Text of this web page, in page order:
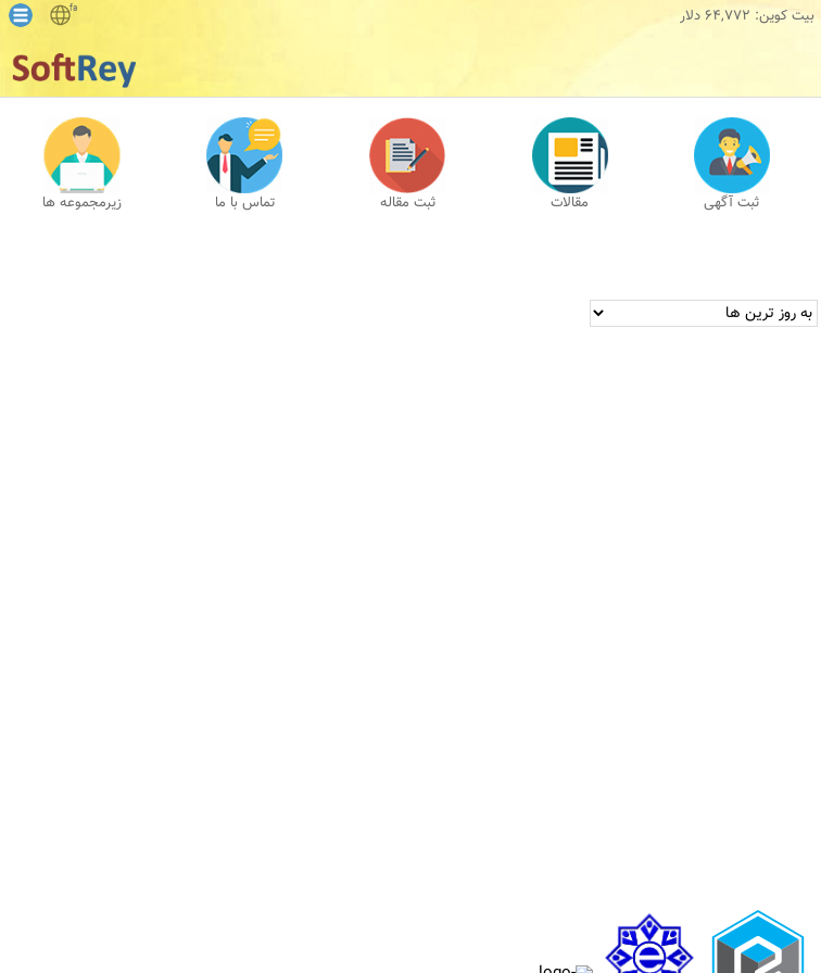
fa
ثبت آگهی مقالات ثبت مقاله تماس با ما زیرمجموعه ها
بیت کوین: 64,772 دلار